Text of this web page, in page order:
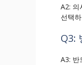
A2: 의
선택
Q3:
A3: 반